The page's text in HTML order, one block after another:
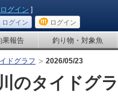
ログイン ]
ログイン ログイン
果報告 釣り物・対象魚
ドグラフ 2026/05/23
のタイドグ